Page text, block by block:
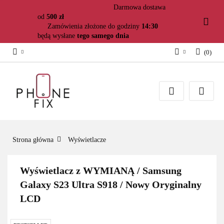
Darmowa dostawa
od 500 zł
Zamówienia złożone do godziny 14:30
będą wysłane tego samego dnia
Załóż konto
(0)
Strona główna Wyświetlacze
Wyświetlacz z WYMIANĄ / Samsung
Galaxy S23 Ultra S918 / Nowy Oryginalny
LCD